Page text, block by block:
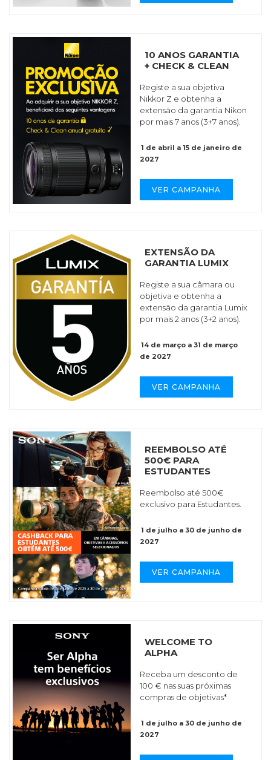
10 ANOS GARANTIA
+ CHECK & CLEAN
Registe a sua objetiva
Nikkor Z e obtenha a
extensão da garantia Nikon
por mais 7 anos (3+7 anos).
1 de abril a 15 de janeiro de
2027
VER CAMPANHA
EXTENSÃO DA
GARANTIA LUMIX
Registe a sua câmara ou
objetiva e obtenha a
extensão da garantia Lumix
por mais 2 anos (3+2 anos).
14 de março a 31 de março
de 2027
VER CAMPANHA
REEMBOLSO ATÉ
500€ PARA
ESTUDANTES
Reembolso até 500€
exclusivo para Estudantes.
1 de julho a 30 de junho de
2027
VER CAMPANHA
WELCOME TO
ALPHA
Receba um desconto de
100 € nas suas próximas
compras de objetivas*
1 de julho a 30 de junho de
2027